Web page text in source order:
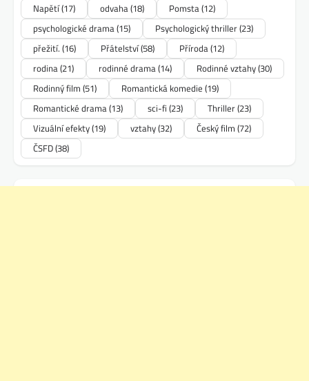
Napětí(17) odvaha(18) Pomsta(12)
psychologické drama(15) Psychologický thriller(23)
přežití. (16) Přátelství(58) Příroda(12)
rodina(21) rodinné drama(14) Rodinné vztahy(30)
Rodinný film (51) Romantická komedie (19)
Romantické drama(13) sci-fi (23) Thriller(23)
Vizuální efekty(19) vztahy(32) Český film (72)
ČSFD(38)